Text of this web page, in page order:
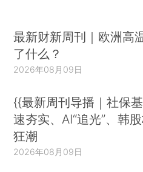
最新财新周刊｜欧洲高
了什么？
2026年08月09日
{{最新周刊导播｜社保
速夯实、AI“追光”、韩
狂潮
2026年08月09日